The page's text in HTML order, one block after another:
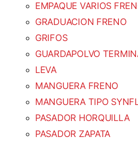
EMPAQUE VARIOS
GRADUACION FRENO
GRIFOS
GUARDAPOLVO
LEVA
MANGUERA FRENO
MANGUERA TIPO
PASADOR HORQUILLA
PASADOR ZAPATA